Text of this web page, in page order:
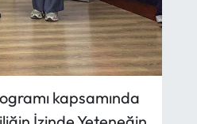
kapsamında